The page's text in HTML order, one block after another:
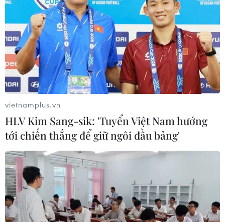
vietnamplus.vn
HLV Kim Sang-sik: 'Tuyển Việt Nam hướng
tới chiến thắng để giữ ngôi đầu bảng'